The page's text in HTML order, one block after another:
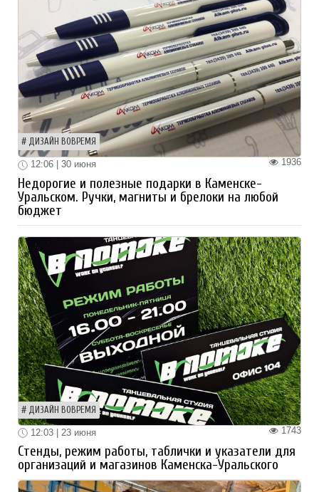
ДИЗАЙН ВОВРЕМЯ
1936
12:06 | 30 июня
Недорогие и полезные подарки в Каменске-
Уральском. Ручки, магниты и брелоки на любой
бюджет
ДИЗАЙН ВОВРЕМЯ
1743
12:03 | 23 июня
Стенды, режим работы, таблички и указатели для
организаций и магазинов Каменска-Уральского